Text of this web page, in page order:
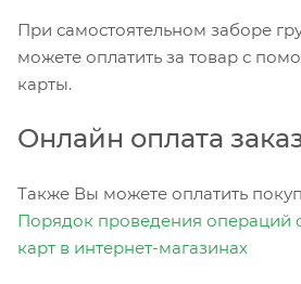
При самостоятельном заборе
можете оплатить за товар с
карты.
Онлайн оплата
Также Вы можете оплатить
Порядок проведения операций
карт в интернет-магазинах